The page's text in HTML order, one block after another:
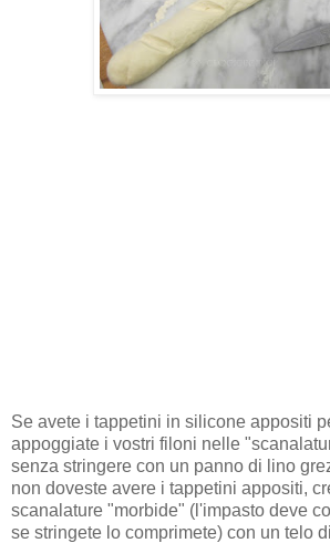
Se avete i tappetini in silicone appositi
appoggiate i vostri filoni nelle
senza stringere con un panno di lino
non doveste avere i tappetini appositi,
scanalature "morbide" (l'impasto deve
se stringete lo comprimete) con un telo